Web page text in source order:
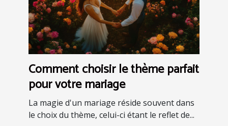
Comment choisir le thème parfait
pour votre mariage
La magie d'un mariage réside souvent dans
le choix du thème, celui-ci étant le reflet de...